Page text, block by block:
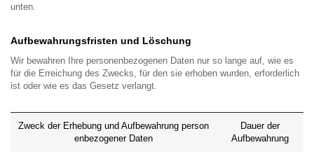
unten.
Aufbewahrungsfristen und Löschung
Wir bewahren Ihre personenbezogenen Daten nur so lange auf, wie es
für die Erreichung des Zwecks, für den sie erhoben wurden, erforderlich
ist oder wie es das Gesetz verlangt.
Zweck der Erhebung und Aufbewahrung person
enbezogener Daten
Dauer der
Aufbewahrung